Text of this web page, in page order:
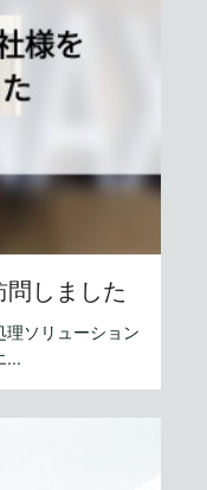
しました
ソリューション
...